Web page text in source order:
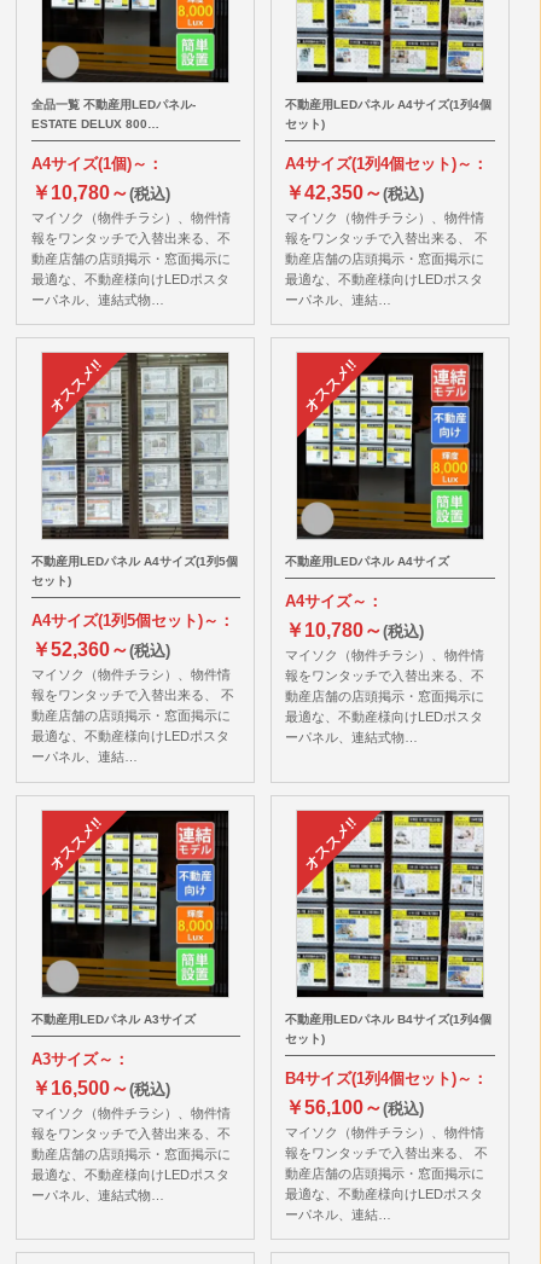
全品一覧 不動産用LEDパネル-
ESTATE DELUX 800…
A4サイズ(1個)～：
￥10,780～(税込)
マイソク（物件チラシ）、物件情
報をワンタッチで入替出来る、不
動産店舗の店頭掲示・窓面掲示に
最適な、不動産様向けLEDポスタ
ーパネル、連結式物…
不動産用LEDパネル A4サイズ(1列4個
セット)
A4サイズ(1列4個セット)～：
￥42,350～(税込)
マイソク（物件チラシ）、物件情
報をワンタッチで入替出来る、 不
動産店舗の店頭掲示・窓面掲示に
最適な、不動産様向けLEDポスタ
ーパネル、連結…
不動産用LEDパネル A4サイズ(1列5個
セット)
A4サイズ(1列5個セット)～：
￥52,360～(税込)
マイソク（物件チラシ）、物件情
報をワンタッチで入替出来る、 不
動産店舗の店頭掲示・窓面掲示に
最適な、不動産様向けLEDポスタ
ーパネル、連結…
不動産用LEDパネル A4サイズ
A4サイズ～：
￥10,780～(税込)
マイソク（物件チラシ）、物件情
報をワンタッチで入替出来る、不
動産店舗の店頭掲示・窓面掲示に
最適な、不動産様向けLEDポスタ
ーパネル、連結式物…
不動産用LEDパネル A3サイズ
A3サイズ～：
￥16,500～(税込)
マイソク（物件チラシ）、物件情
報をワンタッチで入替出来る、不
動産店舗の店頭掲示・窓面掲示に
最適な、不動産様向けLEDポスタ
ーパネル、連結式物…
不動産用LEDパネル B4サイズ(1列4個
セット)
B4サイズ(1列4個セット)～：
￥56,100～(税込)
マイソク（物件チラシ）、物件情
報をワンタッチで入替出来る、 不
動産店舗の店頭掲示・窓面掲示に
最適な、不動産様向けLEDポスタ
ーパネル、連結…